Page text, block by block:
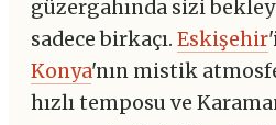
güzergahında sizi
sadece birkaçı. Eskişehir
Konya'nın mistik
hızlı temposu ve